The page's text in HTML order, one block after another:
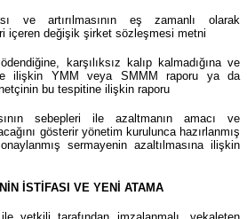
ve artırılmasının eş zamanlı olarak
içeren değişik şirket sözleşmesi metni
karşılıksız kalıp kalmadığına ve
ilişkin YMM veya SMMM raporu ya da
bu tespitine ilişkin raporu
sebepleri ile azaltmanın amacı ve
gösterir yönetim kurulunca hazırlanmış
sermayenin azaltılmasına ilişkin
İSTİFASI VE YENİ ATAMA